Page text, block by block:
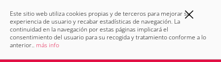
×
Este sitio web utiliza cookies propias y de terceros para mejorar su
experiencia de usuario y recabar estadísticas de navegación. La
continuidad en la navegación por estas páginas implicará el
consentimiento del usuario para su recogida y tratamiento conforme a lo
anterior.. más info